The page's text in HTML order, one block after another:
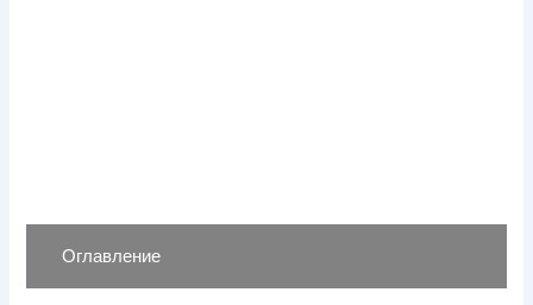
Оглавление